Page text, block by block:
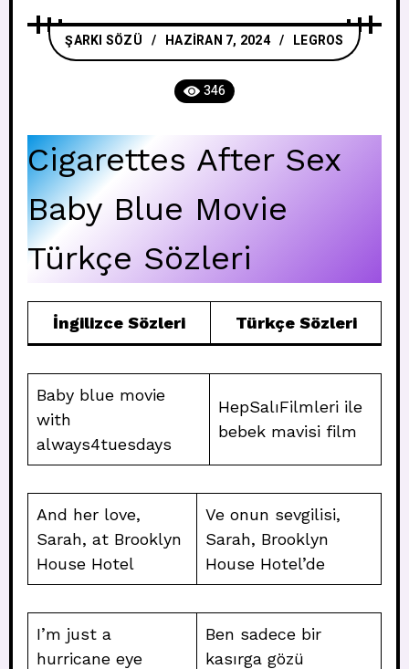
ŞARKI SÖZÜ HAZIRAN 7, 2024 LEGROS
346
Cigarettes After Sex
Baby Blue Movie
Türkçe Sözleri
İngilizce Sözleri Türkçe Sözleri
Baby blue movie
with
always4tuesdays
HepSalıFilmleri ile
bebek mavisi film
And her love,
Sarah, at Brooklyn
House Hotel
Ve onun sevgilisi,
Sarah, Brooklyn
House Hotel’de
I’m just a
hurricane eye
Ben sadece bir
kasırga gözü